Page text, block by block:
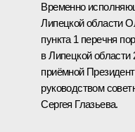
Временно
Липецкой области
пункта 1 перечня
в Липецкой
приёмной
руководством
Сергея Глазьева.